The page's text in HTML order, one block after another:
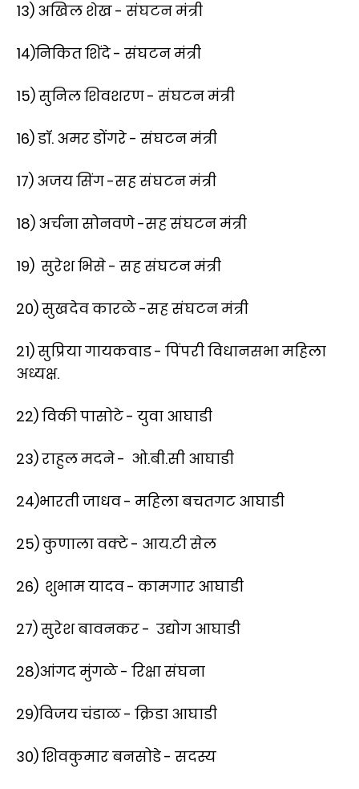
13) अखिल शेख - संघटन मंत्री
14)निकित शिंदे - संघटन मंत्री
15) सुनिल शिवशरण - संघटन मंत्री
16) डाॅ. अमर डोंगरे - संघटन मंत्री
17) अजय सिंग -सह संघटन मंत्री
18) अर्चना सोनवणे -सह संघटन मंत्री
19) ‌सुरेश भिसे - सह संघटन मंत्री
20) सुखदेव कारळे -सह संघटन मंत्री
21) सुप्रिया गायकवाड - पिंपरी विधानसभा महिला
अध्यक्ष.
22) विकी पासोटे - युवा आघाडी
23) राहुल मदने - ओ.बी.सी आघाडी
24)भारती जाधव - महिला बचतगट आघाडी
25) कुणाला वक्टे - आय.टी सेल
26) शुभाम यादव - कामगार आघाडी
27) सुरेश बावनकर - उद्योग आघाडी
28)आंगद मुंगळे - रिक्षा संघना
29)विजय चंडाळ - क्रिडा आघाडी
30) शिवकुमार बनसोडे - सदस्य